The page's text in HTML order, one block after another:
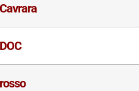
Cavrara
DOC
rosso